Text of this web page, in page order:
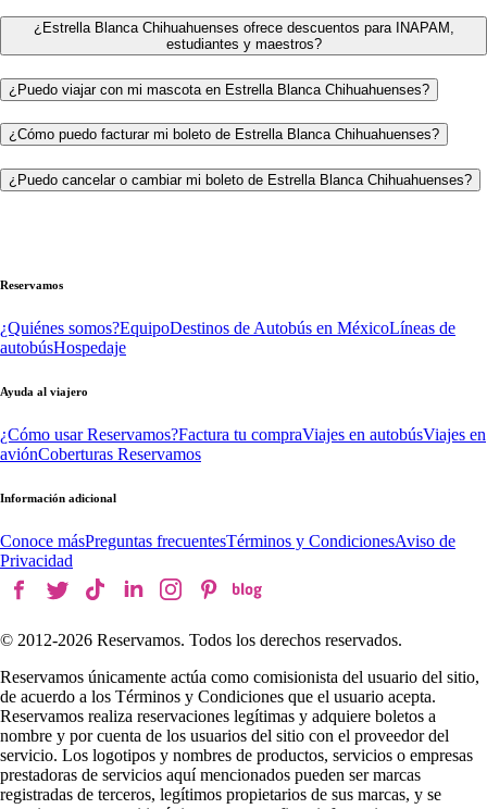
¿Estrella Blanca Chihuahuenses ofrece descuentos para INAPAM,
estudiantes y maestros?
¿Puedo viajar con mi mascota en Estrella Blanca Chihuahuenses?
¿Cómo puedo facturar mi boleto de Estrella Blanca Chihuahuenses?
¿Puedo cancelar o cambiar mi boleto de Estrella Blanca Chihuahuenses?
Reservamos
¿Quiénes somos?EquipoDestinos de Autobús en MéxicoLíneas de
autobúsHospedaje
Ayuda al viajero
¿Cómo usar Reservamos?Factura tu compraViajes en autobúsViajes en
aviónCoberturas Reservamos
Información adicional
Conoce másPreguntas frecuentesTérminos y CondicionesAviso de
Privacidad
© 2012-2026 Reservamos. Todos los derechos reservados.
Reservamos únicamente actúa como comisionista del usuario del sitio,
de acuerdo a los Términos y Condiciones que el usuario acepta.
Reservamos realiza reservaciones legítimas y adquiere boletos a
nombre y por cuenta de los usuarios del sitio con el proveedor del
servicio. Los logotipos y nombres de productos, servicios o empresas
prestadoras de servicios aquí mencionados pueden ser marcas
registradas de terceros, legítimos propietarios de sus marcas, y se